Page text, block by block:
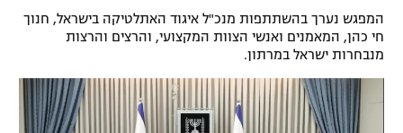
תקנון פעילות ספורט 1
רשיון להקרנה פומבית לבית עסק
הצטרפות לחבילת הערוצים
המפגש נערך בהשתתפות מנכ"ל איגוד האתלטיקה בישראל, חנוך
חי כהן, המאמנים ואנשי הצוות המקצועי, והרצים והרצות
מנבחרות ישראל במרתון.